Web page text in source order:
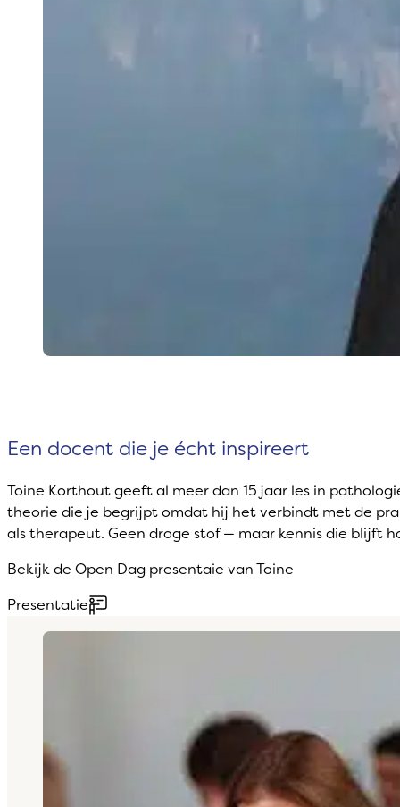
Een docent die je écht inspireert
Toine Korthout geeft al meer dan 15 jaar les in
theorie die je begrijpt omdat hij het verbindt met de
als therapeut. Geen droge stof — maar kennis die blijft
Bekijk de Open Dag presentaie van Toine
Presentatie